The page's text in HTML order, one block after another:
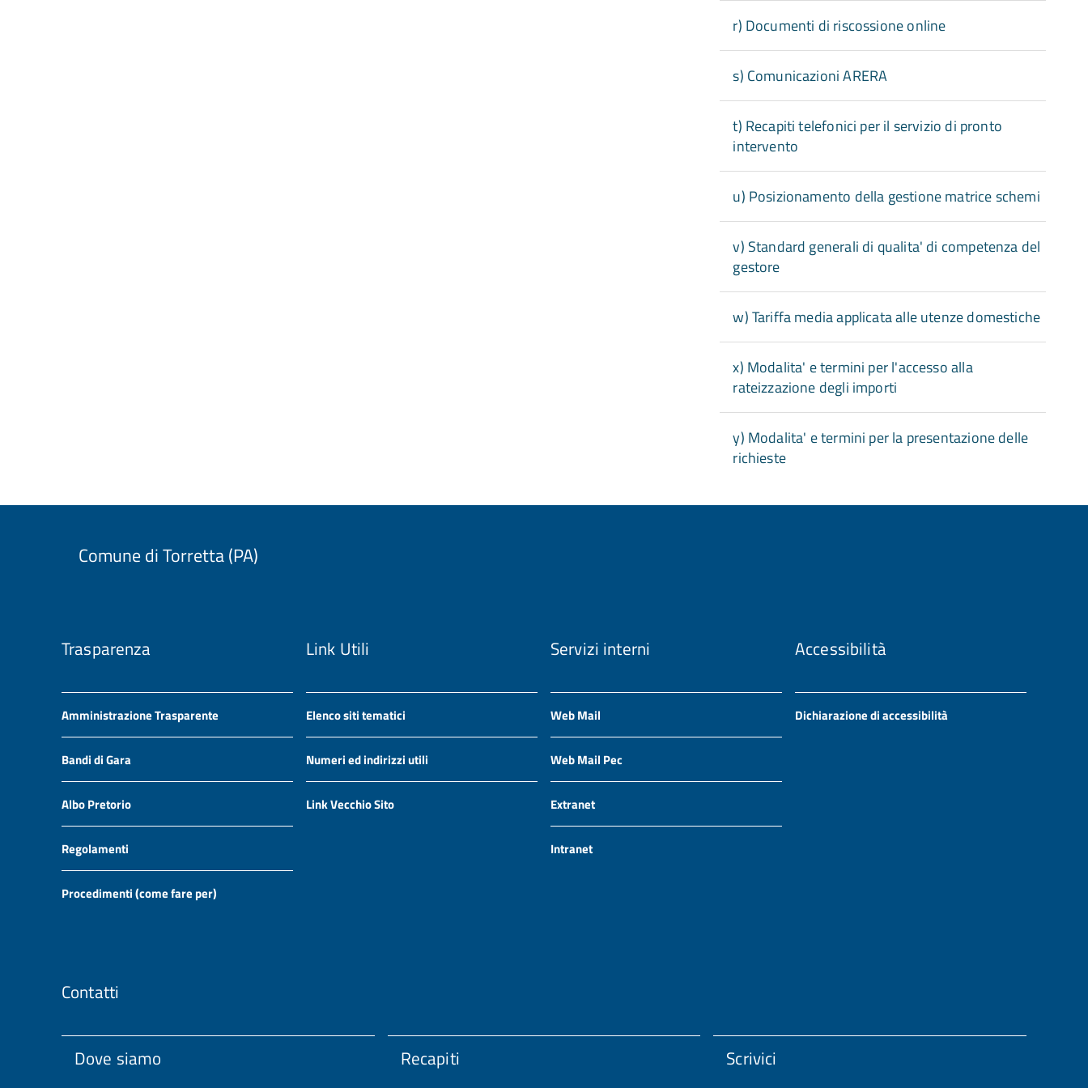
r) Documenti di riscossione online
s) Comunicazioni ARERA
t) Recapiti telefonici per il servizio di pronto
intervento
u) Posizionamento della gestione matrice schemi
v) Standard generali di qualita' di competenza del
gestore
w) Tariffa media applicata alle utenze domestiche
x) Modalita' e termini per l'accesso alla
rateizzazione degli importi
y) Modalita' e termini per la presentazione delle
richieste
Comune di Torretta (PA)
Trasparenza
Amministrazione Trasparente
Bandi di Gara
Albo Pretorio
Regolamenti
Procedimenti (come fare per)
Link Utili
Elenco siti tematici
Numeri ed indirizzi utili
Link Vecchio Sito
Servizi interni
Web Mail
Web Mail Pec
Extranet
Intranet
Accessibilità
Dichiarazione di accessibilità
Contatti
Dove siamo Recapiti Scrivici